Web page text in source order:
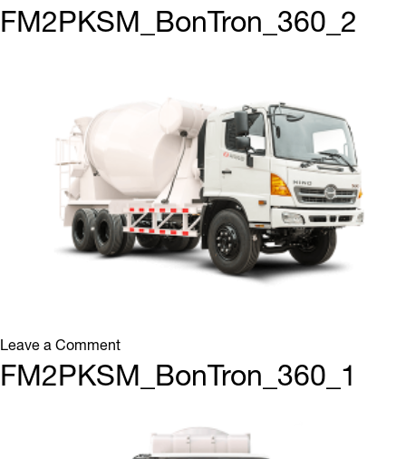
FM2PKSM_BonTron_360_3
FM2PKSM_BonTron_360_2
Leave a Commenton
FM2PKSM_BonTron_360_2
FM2PKSM_BonTron_360_1